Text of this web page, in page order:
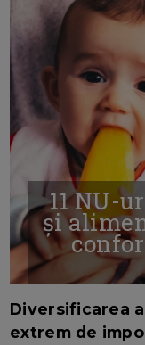
11 NU-
și
Diversificarea
extrem de